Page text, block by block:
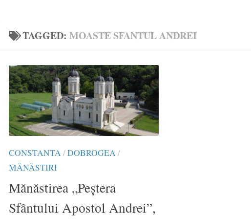
TAGGED: MOASTE SFANTUL ANDREI
CONSTANTA/DOBROGEA/
MĂNĂSTIRI
Mănăstirea „Peștera
Sfântului Apostol Andrei”,